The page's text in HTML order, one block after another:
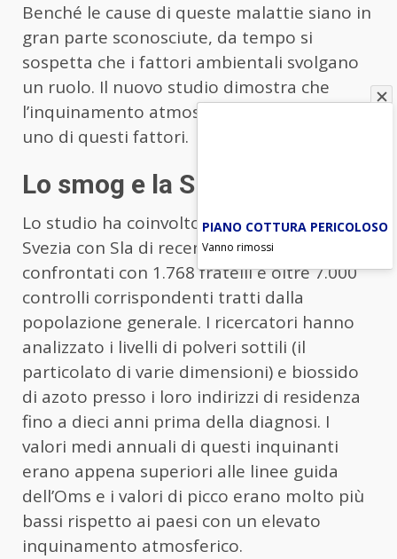
Benché le cause di queste malattie siano in
gran parte sconosciute, da tempo si
sospetta che i fattori ambientali svolgano
un ruolo. Il nuovo studio dimostra che
l’inquinamento atmosferico può essere
uno di questi fattori.
Lo smog e la Sla
Lo studio ha coinvolto 1.463 partecipanti in
Svezia con Sla di recente diagnosi,
confrontati con 1.768 fratelli e oltre 7.000
controlli corrispondenti tratti dalla
popolazione generale. I ricercatori hanno
analizzato i livelli di polveri sottili (il
particolato di varie dimensioni) e biossido
di azoto presso i loro indirizzi di residenza
fino a dieci anni prima della diagnosi. I
valori medi annuali di questi inquinanti
erano appena superiori alle linee guida
dell’Oms e i valori di picco erano molto più
bassi rispetto ai paesi con un elevato
inquinamento atmosferico.
PIANO COTTURA PERICOLOSO
Vanno rimossi